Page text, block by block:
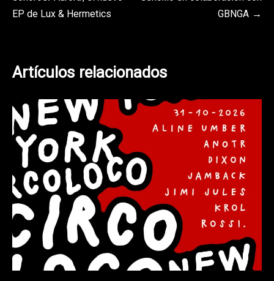
de
EP de Lux & Hermetics
GBNGA
Artículos relacionados